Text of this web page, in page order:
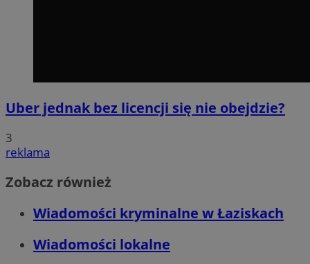
Uber jednak bez licencji się nie obejdzie?
3
reklama
Zobacz również
Wiadomości kryminalne w Łaziskach
Wiadomości lokalne